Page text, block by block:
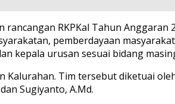
RKPKal Tahun
pemberdayaan
kepala urusan sesuai bidang
Tim tersebut diketuai
Sugiyanto, A.Md.